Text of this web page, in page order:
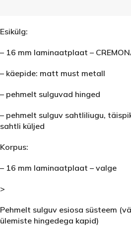
Esikülg:
– 16 mm laminaatplaat –
– käepide: matt must metall
– pehmelt sulguvad hinged
– pehmelt sulguv sahtliliugu,
sahtli küljed
Korpus:
– 16 mm laminaatplaat – valge
>
Pehmelt sulguv esiosa süsteem
ülemiste hingedega kapid)